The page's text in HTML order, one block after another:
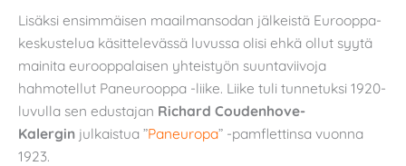
Lisäksi ensimmäisen maailmansodan jälkeistä Eurooppa-
keskustelua käsittelevässä luvussa olisi ehkä ollut syytä
mainita eurooppalaisen yhteistyön suuntaviivoja
hahmotellut Paneurooppa -liike. Liike tuli tunnetuksi 1920-
luvulla sen edustajan Richard Coudenhove-
Kalergin julkaistua ”Paneuropa” -pamflettinsa vuonna
1923.